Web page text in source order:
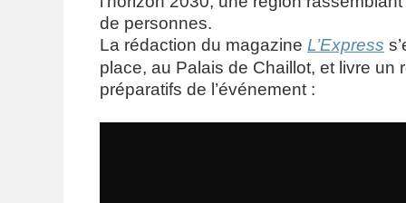
de personnes.
La rédaction du magazine L’Express
place, au Palais de Chaillot, et livre un
préparatifs de l’événement :